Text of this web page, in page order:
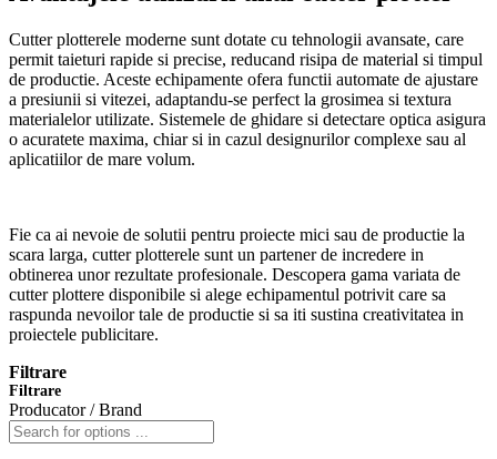
Cutter plotterele moderne sunt dotate cu tehnologii avansate, care
permit taieturi rapide si precise, reducand risipa de material si timpul
de productie. Aceste echipamente ofera functii automate de ajustare
a presiunii si vitezei, adaptandu-se perfect la grosimea si textura
materialelor utilizate. Sistemele de ghidare si detectare optica asigura
o acuratete maxima, chiar si in cazul designurilor complexe sau al
aplicatiilor de mare volum.
Fie ca ai nevoie de solutii pentru proiecte mici sau de productie la
scara larga, cutter plotterele sunt un partener de incredere in
obtinerea unor rezultate profesionale. Descopera gama variata de
cutter plottere disponibile si alege echipamentul potrivit care sa
raspunda nevoilor tale de productie si sa iti sustina creativitatea in
proiectele publicitare.
Filtrare
Filtrare
Producator / Brand